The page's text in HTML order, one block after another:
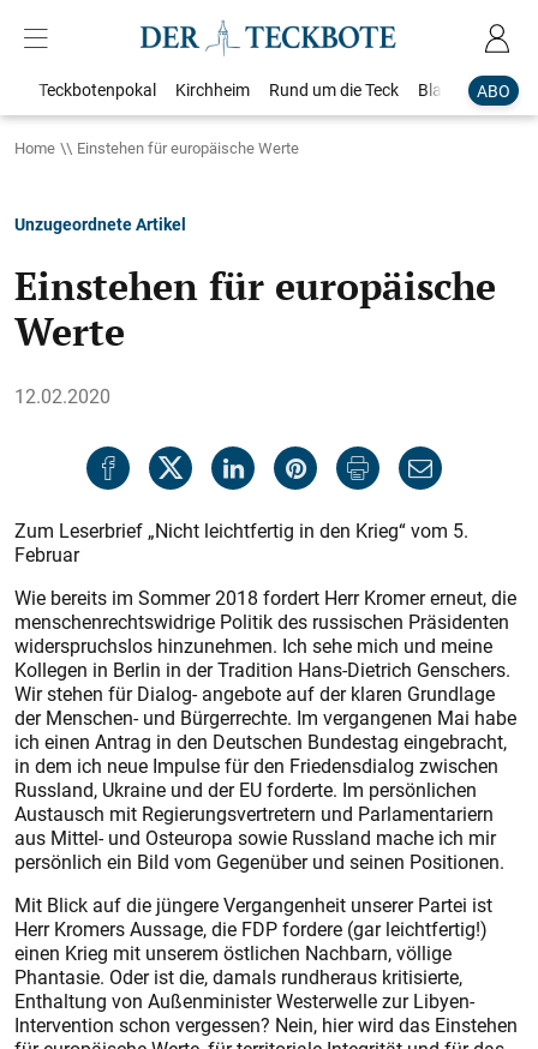
ABO
Teckbotenpokal Kirchheim Rund um die Teck Blaulicht
Home Einstehen für europäische Werte
Unzugeordnete Artikel
Einstehen für europäische
Werte
12.02.2020
Zum Leserbrief „Nicht leichtfertig in den Krieg“ vom 5.
Februar
Wie bereits im Sommer 2018 fordert Herr Kromer erneut, die
menschenrechtswidrige Politik des russischen Präsidenten
widerspruchslos hinzunehmen. Ich sehe mich und meine
Kollegen in Berlin in der Tradition Hans-Dietrich Genschers.
Wir stehen für Dialog- angebote auf der klaren Grundlage
der Menschen- und Bürgerrechte. Im vergangenen Mai habe
ich einen Antrag in den Deutschen Bundestag eingebracht,
in dem ich neue Impulse für den Friedensdialog zwischen
Russland, Ukraine und der EU forderte. Im persönlichen
Austausch mit Regierungsvertretern und Parlamentariern
aus Mittel- und Osteuropa sowie Russland mache ich mir
persönlich ein Bild vom Gegenüber und seinen Positionen.
Mit Blick auf die jüngere Vergangenheit unserer Partei ist
Herr Kromers Aussage, die FDP fordere (gar leichtfertig!)
einen Krieg mit unserem östlichen Nachbarn, völlige
Phantasie. Oder ist die, damals rundheraus kritisierte,
Enthaltung von Außenminister Westerwelle zur Libyen-
Intervention schon vergessen? Nein, hier wird das Einstehen